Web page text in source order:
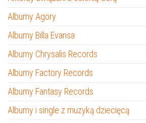
Albumy Agory
Albumy Billa Evansa
Albumy Chrysalis Records
Albumy Factory Records
Albumy Fantasy Records
Albumy i single z muzyką dziecięcą